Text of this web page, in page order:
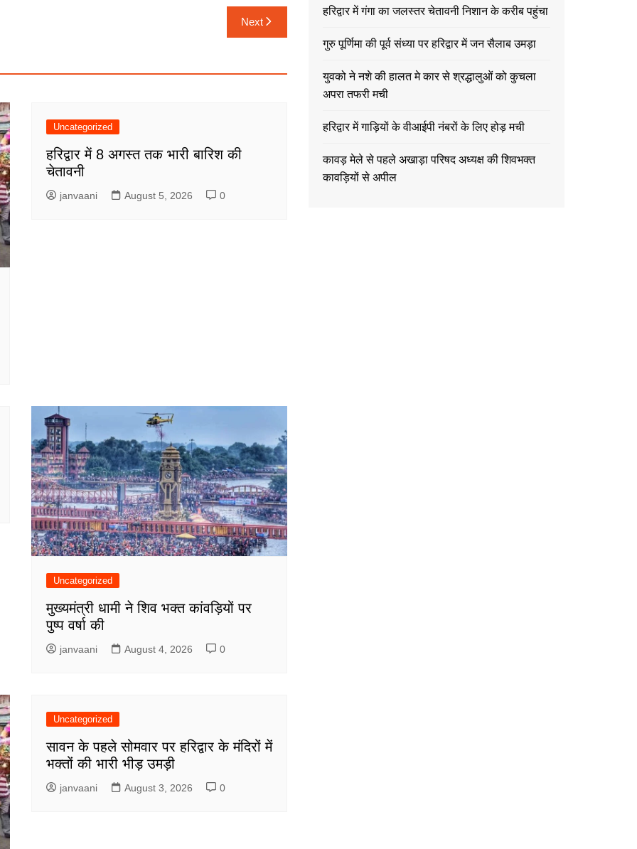
Next
Uncategorized
हरिद्वार में 8 अगस्त तक भारी बारिश की
चेतावनी
janvaani August 5, 2026 0
Uncategorized
मुख्यमंत्री धामी ने शिव भक्त कांवड़ियों पर
पुष्प वर्षा की
janvaani August 4, 2026 0
Uncategorized
सावन के पहले सोमवार पर हरिद्वार के मंदिरों में
भक्तों की भारी भीड़ उमड़ी
janvaani August 3, 2026 0
हरिद्वार में गंगा का जलस्तर चेतावनी निशान के करीब पहुंचा
गुरु पूर्णिमा की पूर्व संध्या पर हरिद्वार में जन सैलाब उमड़ा
युवको ने नशे की हालत मे कार से श्रद्धालुओं को कुचला
अपरा तफरी मची
हरिद्वार में गाड़ियों के वीआईपी नंबरों के लिए होड़ मची
कावड़ मेले से पहले अखाड़ा परिषद अध्यक्ष की शिवभक्त
कावड़ियों से अपील